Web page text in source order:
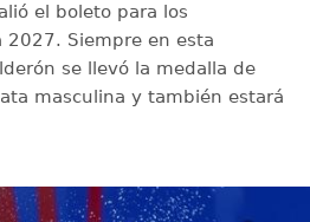
el boleto para los
2027. Siempre en esta
se llevó la medalla de
masculina y también estará